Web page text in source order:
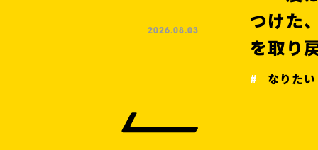
主婦・主夫